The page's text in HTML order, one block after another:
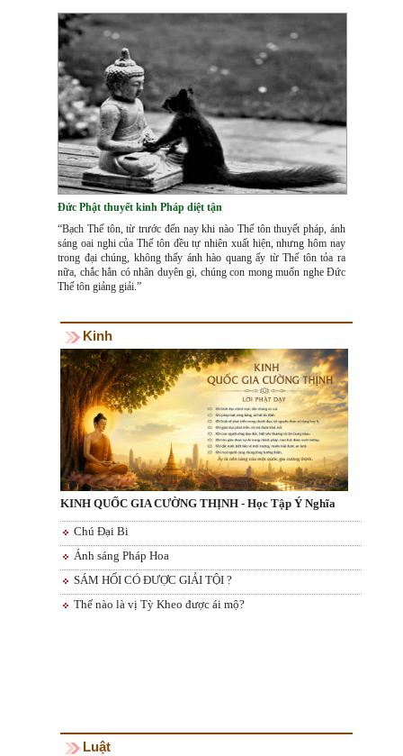
Đức Phật thuyết kinh Pháp diệt tận
“Bạch Thế tôn, từ trước đến nay khi nào Thế tôn thuyết pháp, ánh
sáng oai nghi của Thế tôn đều tự nhiên xuất hiện, nhưng hôm nay
trong đại chúng, không thấy ánh hào quang ấy từ Thế tôn tỏa ra
nữa, chắc hẳn có nhân duyên gì, chúng con mong muốn nghe Đức
Thế tôn giảng giải.”
Kinh
KINH QUỐC GIA CƯỜNG THỊNH - Học Tập Ý Nghĩa
Chú Đại Bi
Ánh sáng Pháp Hoa
SÁM HỐI CÓ ĐƯỢC GIẢI TỘI ?
Thế nào là vị Tỳ Kheo được ái mộ?
Luật